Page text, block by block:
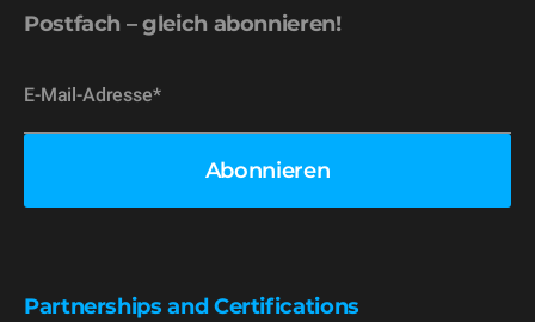
Postfach – gleich abonnieren!
Partnerships and Certifications